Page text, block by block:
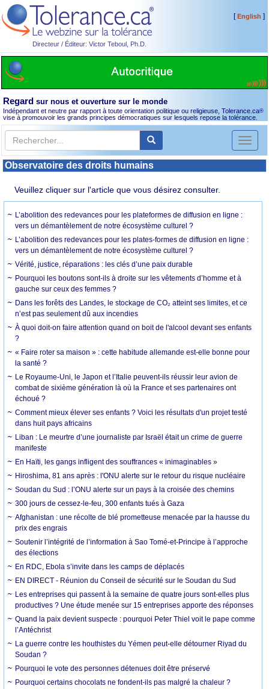
Directeur / Éditeur: Victor Teboul, Ph.D.
[English ]
Regard sur nous et ouverture sur le monde
Indépendant et neutre par rapport à toute orientation politique ou religieuse, Tolerance.ca®
vise à promouvoir les grands principes démocratiques sur lesquels repose la tolérance.
Toggle
Observatoire des droits humains
Veuillez cliquer sur l'article que vous désirez consulter.
L’abolition des redevances pour les plateformes de diffusion en ligne :
vers un démantèlement de notre écosystème culturel ?
L’abolition des redevances pour les plates-formes de diffusion en ligne :
vers un démantèlement de notre écosystème culturel ?
Vérité, justice, réparations : les clés d’une paix durable
Pourquoi les boutons sont-ils à droite sur les vêtements d’homme et à
gauche sur ceux des femmes ?
Dans les forêts des Landes, le stockage de CO₂ atteint ses limites, et ce
n’est pas seulement dû aux incendies
À quoi doit-on faire attention quand on boit de l'alcool devant ses enfants
?
« Faire roter sa maison » : cette habitude allemande est-elle bonne pour
la santé ?
Le Royaume-Uni, le Japon et l’Italie peuvent-ils réussir leur avion de
combat de sixième génération là où la France et ses partenaires ont
échoué ?
Comment mieux élever ses enfants ? Voici les résultats d'un projet testé
dans huit pays africains
Liban : Le meurtre d’une journaliste par Israël était un crime de guerre
manifeste
En Haïti, les gangs infligent des souffrances « inimaginables »
Hiroshima, 81 ans après : l'ONU alerte sur le retour du risque nucléaire
Soudan du Sud : l’ONU alerte sur un pays à la croisée des chemins
300 jours de cessez-le-feu, 300 enfants tués à Gaza
Afghanistan : une récolte de blé prometteuse menacée par la hausse du
prix des engrais
Soutenir l’intégrité de l’information à Sao Tomé-et-Principe à l’approche
des élections
En RDC, Ebola s’invite dans les camps de déplacés
EN DIRECT - Réunion du Conseil de sécurité sur le Soudan du Sud
Les entreprises qui passent à la semaine de quatre jours sont-elles plus
productives ? Une étude menée sur 15 entreprises apporte des réponses
Quand la paix devient suspecte : pourquoi Peter Thiel voit le pape comme
l’Antéchrist
La guerre contre les houthistes du Yémen peut-elle détourner Riyad du
Soudan ?
Pourquoi le vote des personnes détenues doit être préservé
Pourquoi certains chocolats ne fondent-ils pas malgré la chaleur ?